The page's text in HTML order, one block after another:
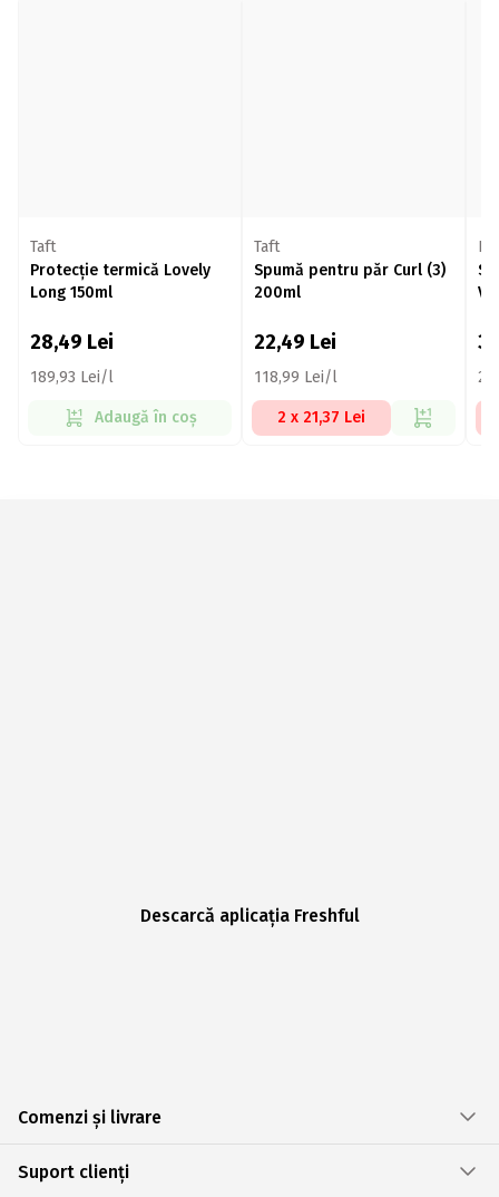
Taft
Protecție termică Lovely
Long 150ml
28,49 Lei
189,93 Lei/l
Adaugă în coș
Taft
Spumă pentru păr Curl (3)
200ml
22,49 Lei
118,99 Lei/l
2 x 21,37 Lei
Descarcă aplicația Freshful
Comenzi și livrare
Suport clienți